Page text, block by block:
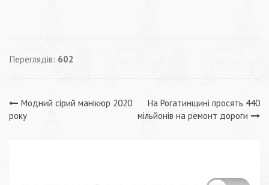
Переглядів: 602
Навігація
Модний сірий манікюр 2020
року
На Рогатинщині просять 440
мільйонів на ремонт дороги